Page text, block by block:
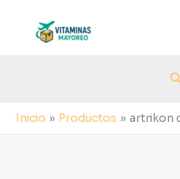
contenido
Inicio Productos artrikon